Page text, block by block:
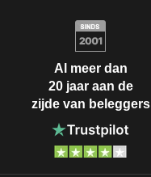
Al meer dan
20 jaar aan de
zijde van beleggers